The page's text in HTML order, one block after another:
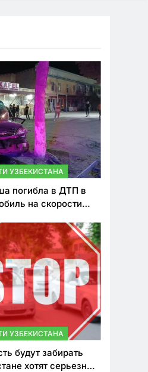
УЗБЕКИСТАНА
погибла в ДТП в
на скорости
УЗБЕКИСТАНА
будут забирать
хотят серьезно